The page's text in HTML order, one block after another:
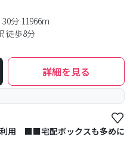
分 11966m
徒歩8分
詳細を見る
利用 ■■宅配ボックスも多めに